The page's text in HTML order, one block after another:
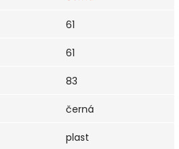
61
61
83
černá
plast